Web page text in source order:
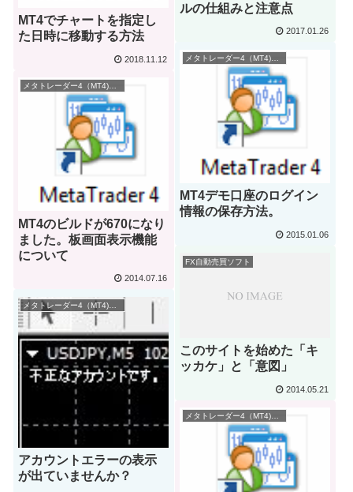
MT4でチャートを指定し
た日時に移動する方法
2018.11.12
ルの仕組みと注意点
2017.01.26
メタトレーダー4（MT4)の使い方
MT4デモ口座のログイン
情報の保存方法。
2015.01.06
メタトレーダー4（MT4)の使い方
MT4のビルドが670になり
ました。板画面表示機能
について
2014.07.16
FX自動売買ソフト
このサイトを始めた「キ
ッカケ」と「意図」
2014.05.21
アカウントエラーの表示
が出ていませんか？
メタトレーダー4（MT4)の使い方